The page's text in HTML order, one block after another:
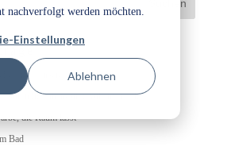
nachverfolgt werden möchten.
Einstellungen
Ablehnen
ecotec: Unsere Azubis 2026
im Innen- und Außenbereich
die Raum lässt
Bad